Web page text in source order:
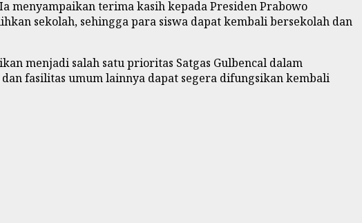
menyampaikan terima kasih kepada Presiden Prabowo
sekolah, sehingga para siswa dapat kembali bersekolah dan
menjadi salah satu prioritas Satgas Gulbencal dalam
fasilitas umum lainnya dapat segera difungsikan kembali